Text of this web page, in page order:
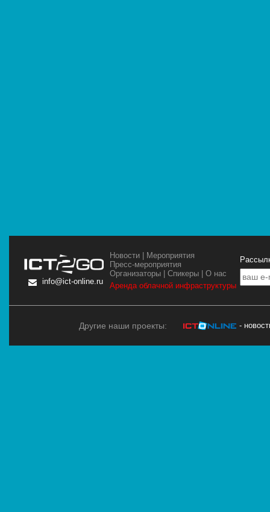
info@ict-online.ru
Новости | Мероприятия
Пресс-мероприятия
Организаторы |Спикеры |О нас
Аренда облачной инфраструктуры
Другие наши проекты: -